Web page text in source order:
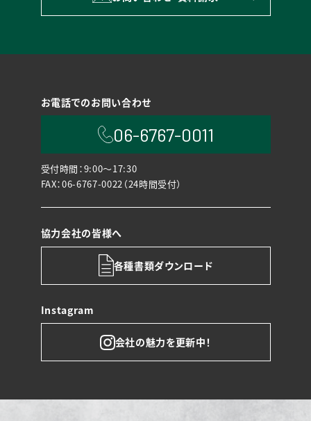
お電話でのお問い合わせ
06-6767-0011
受付時間：9:00〜17:30
FAX：06-6767-0022（24時間受付）
協力会社の皆様へ
各種書類ダウンロード
Instagram
会社の魅力を更新中！